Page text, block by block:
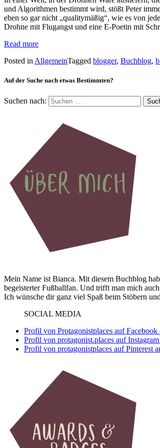
und Algorithmen bestimmt wird, stößt Peter
eben so gar nicht „qualitymäßig“, wie es von
Drohne mit Flugangst und eine E-Poetin mit
Read more
Posted in AllgemeinTagged blogger, Buchblog,
Auf der Suche nach etwas Bestimmten?
Suchen nach:
Mein Name ist Bianca. Mit diesem Buchblog
begeisterter Fußballfan. Und trifft man mich
Ich wünsche dir ganz viel Spaß beim Stöbern
SOCIAL MEDIA
Profil von Protagonistplaces auf Facebook
Profil von protagonist.places auf Instagram
Profil von protagonistplaces auf Pinterest